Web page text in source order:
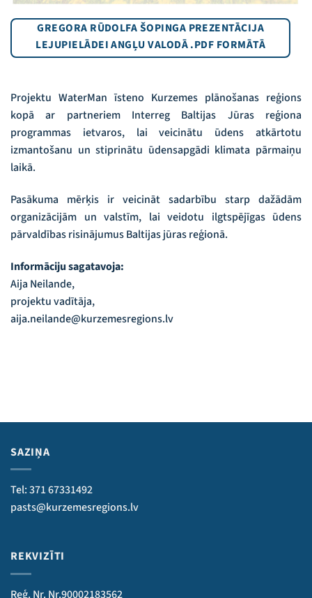
GREGORA RŪDOLFA ŠOPINGA PREZENTĀCIJA
LEJUPIELĀDEI ANGĻU VALODĀ .PDF FORMĀTĀ
Projektu WaterMan īsteno Kurzemes plānošanas reģions
kopā ar partneriem Interreg Baltijas Jūras reģiona
programmas ietvaros, lai veicinātu ūdens atkārtotu
izmantošanu un stiprinātu ūdensapgādi klimata pārmaiņu
laikā.
Pasākuma mērķis ir veicināt sadarbību starp dažādām
organizācijām un valstīm, lai veidotu ilgtspējīgas ūdens
pārvaldības risinājumus Baltijas jūras reģionā.
Informāciju sagatavoja:
Aija Neilande,
projektu vadītāja,
aija.neilande@kurzemesregions.lv
SAZIŅA
Tel: 371 67331492
pasts@kurzemesregions.lv
REKVIZĪTI
Reģ. Nr. Nr.90002183562